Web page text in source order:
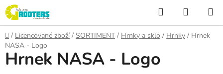
Přejít
na
obsah
Hledat
KOŠÍK
Domů
/ Licencované zboží / SORTIMENT / Hrnky a sklo / Hrnky / Hrnek
NASA - Logo
Hrnek NASA - Logo